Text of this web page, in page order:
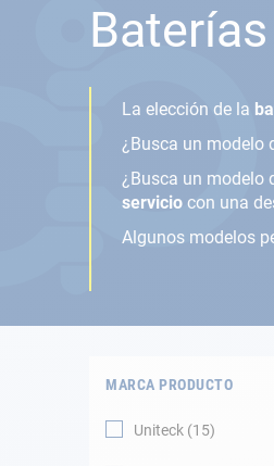
Cabuyería
Baterías
La elección de la
¿Busca un modelo
¿Busca un modelo
servicio con una
Algunos modelos
MARCA PRODUCTO
Uniteck 15